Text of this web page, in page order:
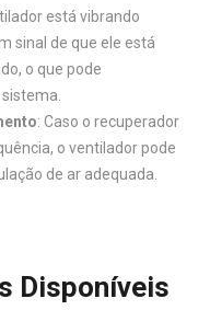
está vibrando
sinal de que ele está
o que pode
: Caso o recuperador
o ventilador pode
de ar adequada.
Disponíveis